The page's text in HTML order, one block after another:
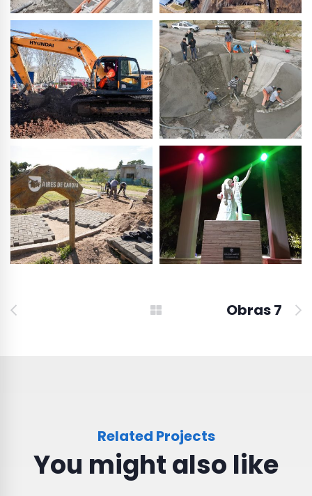
Obras 7
Related Projects
You might also like